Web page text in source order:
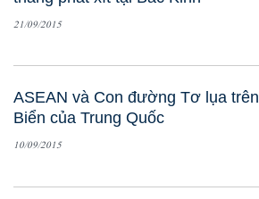
21/09/2015
ASEAN và Con đường Tơ lụa trên
Biển của Trung Quốc
10/09/2015